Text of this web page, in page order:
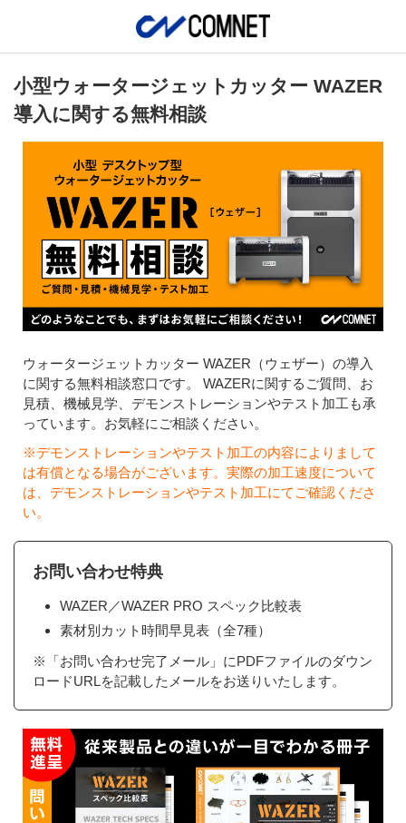
小型ウォータージェットカッター WAZER
導入に関する無料相談
ウォータージェットカッター WAZER（ウェザー）の導入
に関する無料相談窓口です。 WAZERに関するご質問、お
見積、機械見学、デモンストレーションやテスト加工も承
っています。お気軽にご相談ください。
※デモンストレーションやテスト加工の内容によりまして
は有償となる場合がございます。実際の加工速度について
は、デモンストレーションやテスト加工にてご確認くださ
い。
お問い合わせ特典
WAZER／WAZER PRO スペック比較表
素材別カット時間早見表（全7種）
※「お問い合わせ完了メール」にPDFファイルのダウン
ロードURLを記載したメールをお送りいたします。